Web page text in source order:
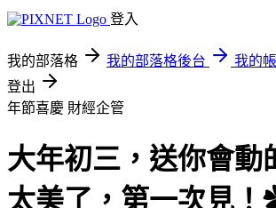
登入
我的部落格 我的部落格後台
我的
登出
年節喜慶 財經企管
大年初三，送你會動
太美了，第一次見